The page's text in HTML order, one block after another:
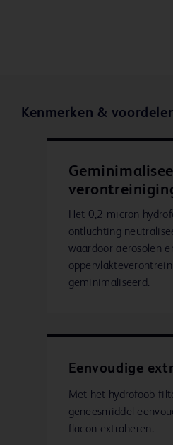
Kenmerken &
Het 0,2 micron
ontluchting
waardoor aerosolen
geminimaliseerd.
Eenvoudige
Met het hydrofoob
geneesmiddel
flacon extraheren.